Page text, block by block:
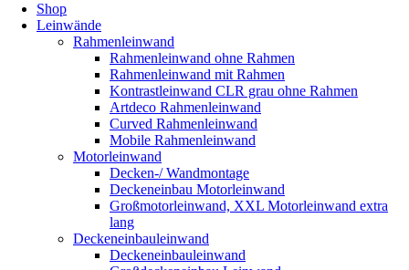
Shop
Leinwände
Rahmenleinwand
Rahmenleinwand ohne Rahmen
Rahmenleinwand mit Rahmen
Kontrastleinwand CLR grau ohne Rahmen
Artdeco Rahmenleinwand
Curved Rahmenleinwand
Mobile Rahmenleinwand
Motorleinwand
Decken-/ Wandmontage
Deckeneinbau Motorleinwand
Großmotorleinwand, XXL Motorleinwand extra
lang
Deckeneinbauleinwand
Deckeneinbauleinwand